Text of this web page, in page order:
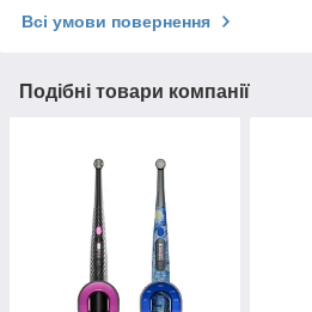
Всі умови повернення
Подібні товари компанії